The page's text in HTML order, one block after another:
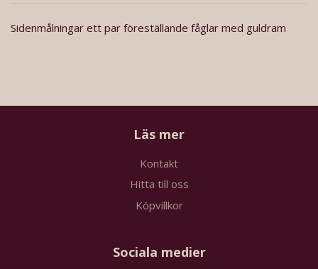
Sidenmålningar ett par föreställande fåglar med guldram
Läs mer
Kontakt
Hitta till oss
Köpvillkor
Sociala medier